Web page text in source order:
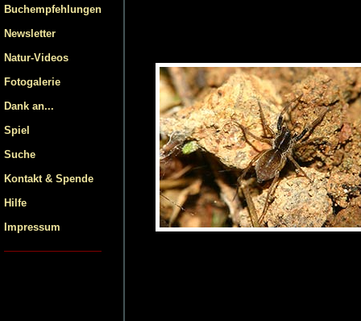
Buchempfehlungen
Newsletter
Natur-Videos
Fotogalerie
Dank an...
Spiel
Suche
Kontakt & Spende
Hilfe
Impressum